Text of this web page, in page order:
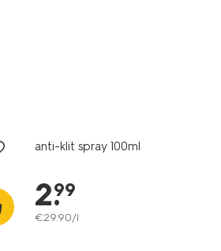
anti-klit spray 100ml
2.
99
€29.90/l